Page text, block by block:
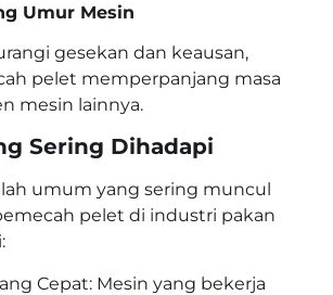
Umur Mesin
gesekan dan keausan,
pelet memperpanjang masa
mesin lainnya.
Sering Dihadapi
umum yang sering muncul
pelet di industri pakan
Cepat: Mesin yang bekerja